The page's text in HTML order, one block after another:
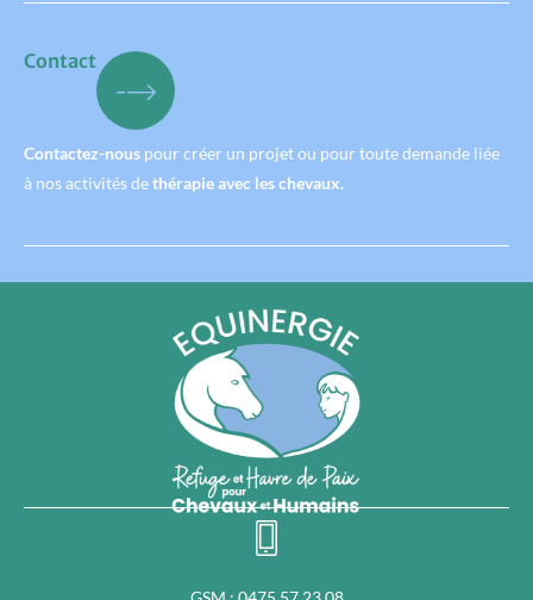
Contact
Contactez-nous pour créer un projet ou pour toute demande liée
à nos activités dethérapie avec les chevaux.